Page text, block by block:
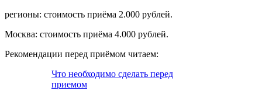
регионы: стоимость приёма 2.000 рублей.
Москва: стоимость приёма 4.000 рублей.
Рекомендации перед приёмом читаем:
Что необходимо сделать перед
приемом